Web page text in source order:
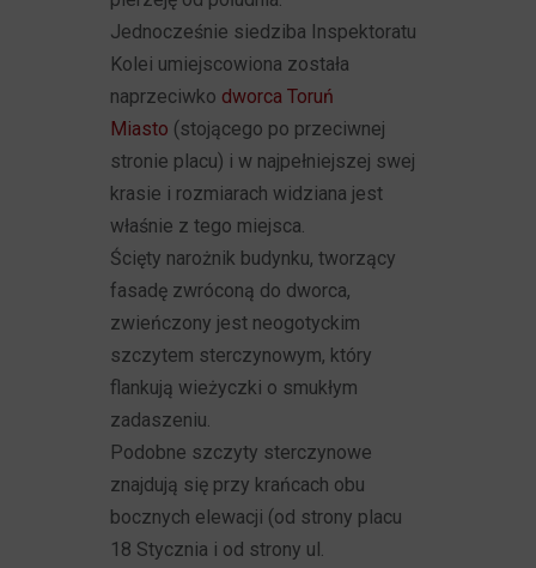
Jednocześnie siedziba Inspektoratu
Kolei umiejscowiona została
naprzeciwko dworca Toruń
Miasto (stojącego po przeciwnej
stronie placu) i w najpełniejszej swej
krasie i rozmiarach widziana jest
właśnie z tego miejsca.
Ścięty narożnik budynku, tworzący
fasadę zwróconą do dworca,
zwieńczony jest neogotyckim
szczytem sterczynowym, który
flankują wieżyczki o smukłym
zadaszeniu.
Podobne szczyty sterczynowe
znajdują się przy krańcach obu
bocznych elewacji (od strony placu
18 Stycznia i od strony ul.